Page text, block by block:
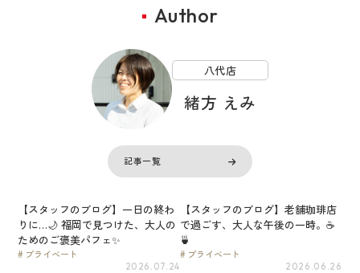
Author
八代店
緒方 えみ
記事一覧
【スタッフのブログ】一日の終わ
りに…🌙 福岡で見つけた、大人の
ためのご褒美パフェ✨
プライベート
2026.07.24
【スタッフのブログ】老舗珈琲店
で過ごす、大人な午後の一時。☕
🍵
プライベート
2026.06.26